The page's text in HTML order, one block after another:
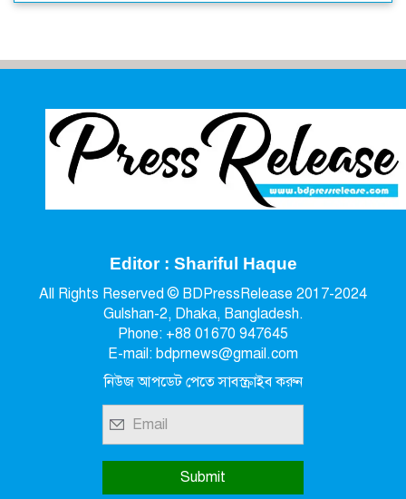
Editor : Shariful Haque
All Rights Reserved © BDPressRelease 2017-2024
Gulshan-2, Dhaka, Bangladesh.
Phone: +88 01670 947645
E-mail: bdprnews@gmail.com
নিউজ আপডেট পেতে সাবস্ক্রাইব করুন